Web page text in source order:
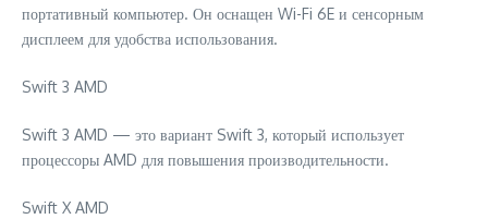
портативный компьютер. Он оснащен Wi-Fi 6E и сенсорным
дисплеем для удобства использования.
Swift 3 AMD
Swift 3 AMD — это вариант Swift 3, который использует
процессоры AMD для повышения производительности.
Swift X AMD